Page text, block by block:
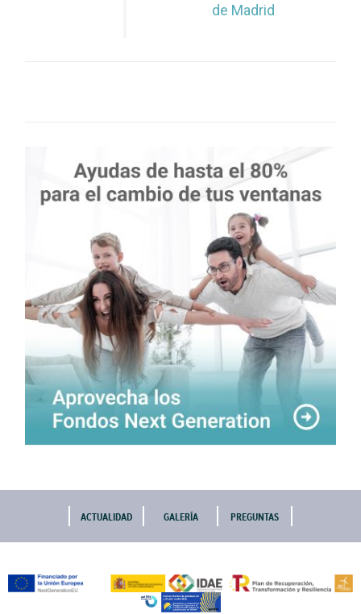
de Madrid
ACTUALIDAD GALERÍA PREGUNTAS